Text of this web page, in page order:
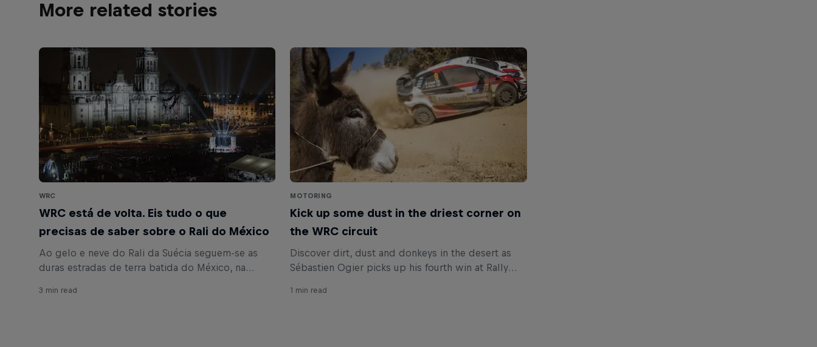
More related stories
WRC
WRC está de volta. Eis tudo o que
precisas de saber sobre o Rali do México
Ao gelo e neve do Rali da Suécia seguem-se as
duras estradas de terra batida do México, na
3 min read
MOTORING
Kick up some dust in the driest corner on
the WRC circuit
Discover dirt, dust and donkeys in the desert as
Sébastien Ogier picks up his fourth win at Rally
1 min read